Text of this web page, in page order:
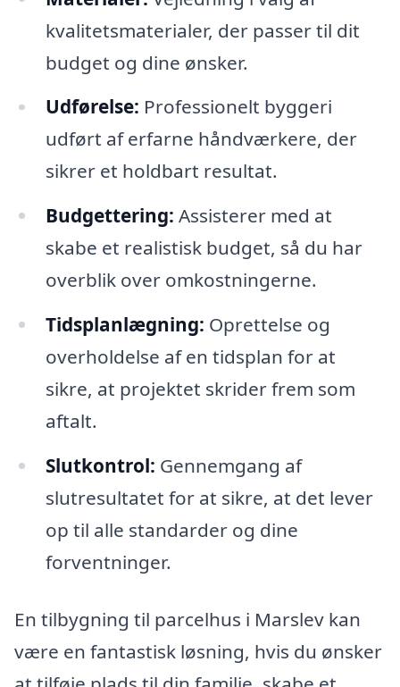
kvalitetsmaterialer, der passer til dit
budget og dine ønsker.
Udførelse: Professionelt byggeri
udført af erfarne håndværkere, der
sikrer et holdbart resultat.
Budgettering: Assisterer med at
skabe et realistisk budget, så du har
overblik over omkostningerne.
Tidsplanlægning: Oprettelse og
overholdelse af en tidsplan for at
sikre, at projektet skrider frem som
aftalt.
Slutkontrol: Gennemgang af
slutresultatet for at sikre, at det lever
op til alle standarder og dine
forventninger.
En tilbygning til parcelhus i Marslev kan
være en fantastisk løsning, hvis du ønsker